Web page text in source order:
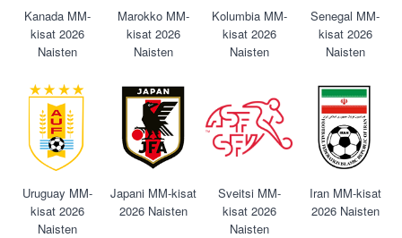
Kanada MM-
kisat 2026
Naisten
Marokko MM-
kisat 2026
Naisten
Kolumbia MM-
kisat 2026
Naisten
Senegal MM-
kisat 2026
Naisten
Uruguay MM-
kisat 2026
Naisten
Japani MM-kisat
2026 Naisten
Sveitsi MM-
kisat 2026
Naisten
Iran MM-kisat
2026 Naisten